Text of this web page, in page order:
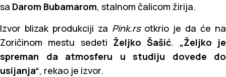
sa Darom Bubamarom, stalnom čalicom žirija.
Izvor blizak produkciji za Pink.rsotkrio je da će na
Zoričinom mestu sedeti Željko Šašić. „Željko je
spreman da atmosferu u studiju dovede do
usijanja“, rekao je izvor.